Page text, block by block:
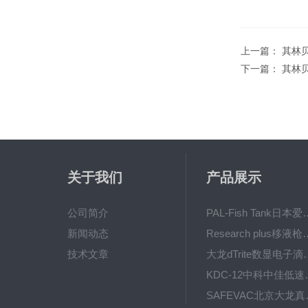
上一篇： 其林
下一篇： 其林
关于我们
公司简介
新闻动态
技术文章
产品展示
PAL-Fish Tank
Research plus
大龙dTrite
KDC-